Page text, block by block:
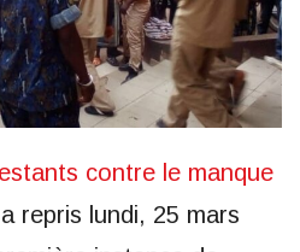
contre le manque
repris lundi, 25 mars